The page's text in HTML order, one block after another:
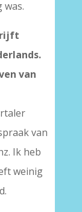
was.
van
van
Ik heb
weinig